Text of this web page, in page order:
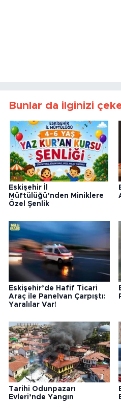
Bunlar da ilginizi
Eskişehir İl
Müftülüğü’nden Miniklere
Özel Şenlik
Eskişehir’de Hafif Ticari
Araç ile Panelvan Çarpıştı:
Yaralılar Var!
Tarihi Odunpazarı
Evleri’nde Yangın